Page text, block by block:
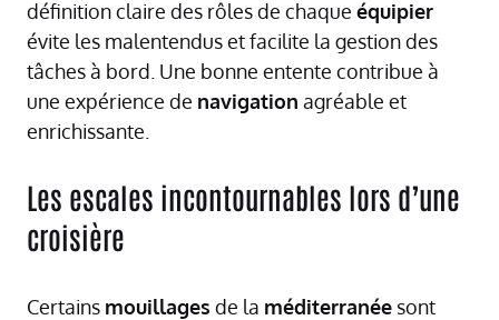
définition claire des rôles de chaque équipier
évite les malentendus et facilite la gestion des
tâches à bord. Une bonne entente contribue à
une expérience de navigation agréable et
enrichissante.
Les escales incontournables lors d’une
croisière
Certains mouillages de la méditerranée sont